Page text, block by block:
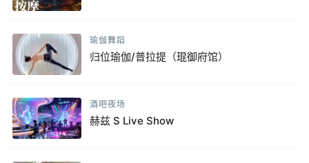
瑜伽舞蹈
归位瑜伽/普拉提（琨御府馆）
酒吧夜场
赫兹 S Live Show